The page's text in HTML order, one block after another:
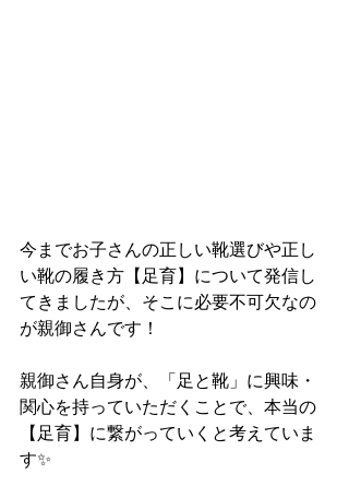
今までお子さんの正しい靴選びや正し
い靴の履き方【足育】について発信し
てきましたが、そこに必要不可欠なの
が親御さんです！
親御さん自身が、「足と靴」に興味・
関心を持っていただくことで、本当の
【足育】に繋がっていくと考えていま
す✨